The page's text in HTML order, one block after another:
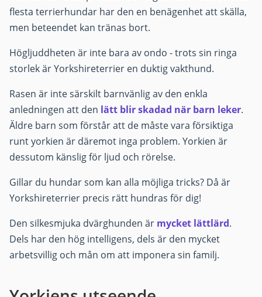
flesta terrierhundar har den en benägenhet att skälla,
men beteendet kan tränas bort.
Högljuddheten är inte bara av ondo - trots sin ringa
storlek är Yorkshireterrier en duktig vakthund.
Rasen är inte särskilt barnvänlig av den enkla
anledningen att den lätt blir skadad när barn leker.
Äldre barn som förstår att de måste vara försiktiga
runt yorkien är däremot inga problem. Yorkien är
dessutom känslig för ljud och rörelse.
Gillar du hundar som kan alla möjliga tricks? Då är
Yorkshireterrier precis rätt hundras för dig!
Den silkesmjuka dvärghunden är mycket lättlärd.
Dels har den hög intelligens, dels är den mycket
arbetsvillig och mån om att imponera sin familj.